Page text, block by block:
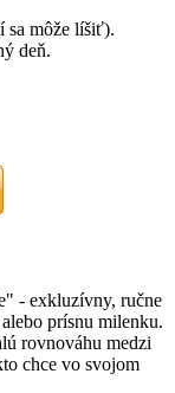
sa môže líšiť).
deň.
- exkluzívny, ručne
prísnu milenku.
rovnováhu medzi
chce vo svojom